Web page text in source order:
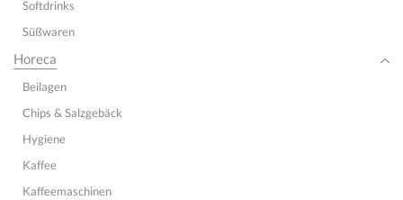
Softdrinks
Süßwaren
Horeca
Beilagen
Chips & Salzgebäck
Hygiene
Kaffee
Kaffeemaschinen